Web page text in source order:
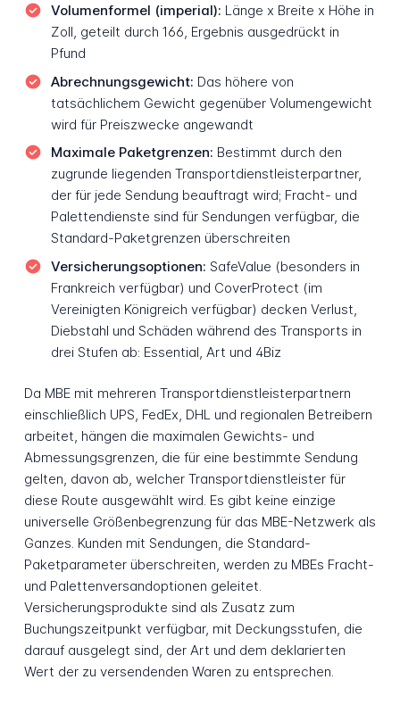
Volumenformel (imperial): Länge x Breite x Höhe in
Zoll, geteilt durch 166, Ergebnis ausgedrückt in
Pfund
Abrechnungsgewicht: Das höhere von
tatsächlichem Gewicht gegenüber Volumengewicht
wird für Preiszwecke angewandt
Maximale Paketgrenzen: Bestimmt durch den
zugrunde liegenden Transportdienstleisterpartner,
der für jede Sendung beauftragt wird; Fracht- und
Palettendienste sind für Sendungen verfügbar, die
Standard-Paketgrenzen überschreiten
Versicherungsoptionen: SafeValue (besonders in
Frankreich verfügbar) und CoverProtect (im
Vereinigten Königreich verfügbar) decken Verlust,
Diebstahl und Schäden während des Transports in
drei Stufen ab: Essential, Art und 4Biz
Da MBE mit mehreren Transportdienstleisterpartnern
einschließlich UPS, FedEx, DHL und regionalen Betreibern
arbeitet, hängen die maximalen Gewichts- und
Abmessungsgrenzen, die für eine bestimmte Sendung
gelten, davon ab, welcher Transportdienstleister für
diese Route ausgewählt wird. Es gibt keine einzige
universelle Größenbegrenzung für das MBE-Netzwerk als
Ganzes. Kunden mit Sendungen, die Standard-
Paketparameter überschreiten, werden zu MBEs Fracht-
und Palettenversandoptionen geleitet.
Versicherungsprodukte sind als Zusatz zum
Buchungszeitpunkt verfügbar, mit Deckungsstufen, die
darauf ausgelegt sind, der Art und dem deklarierten
Wert der zu versendenden Waren zu entsprechen.